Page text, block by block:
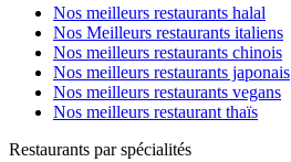
Nos meilleurs restaurants halal
Nos Meilleurs restaurants italiens
Nos meilleurs restaurants chinois
Nos meilleurs restaurants japonais
Nos meilleurs restaurants vegans
Nos meilleurs restaurant thaïs
Restaurants par spécialités